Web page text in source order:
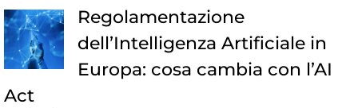
Regolamentazione
dell’Intelligenza Artificiale in
Europa: cosa cambia con l’AI
Act